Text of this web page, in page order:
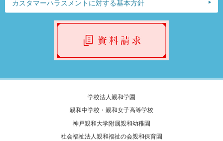
カスタマーハラスメントに対する基本方針
学校法人親和学園
親和中学校・親和女子高等学校
神戸親和大学附属親和幼稚園
社会福祉法人親和福祉の会親和保育園